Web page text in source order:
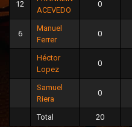
12
ACEVEDO
0
6
Manuel
Ferrer
0
Héctor
Lopez
0
Samuel
Riera
0
Total 20